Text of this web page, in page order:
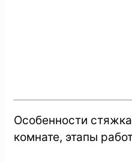
Особенности
комнате, этапы